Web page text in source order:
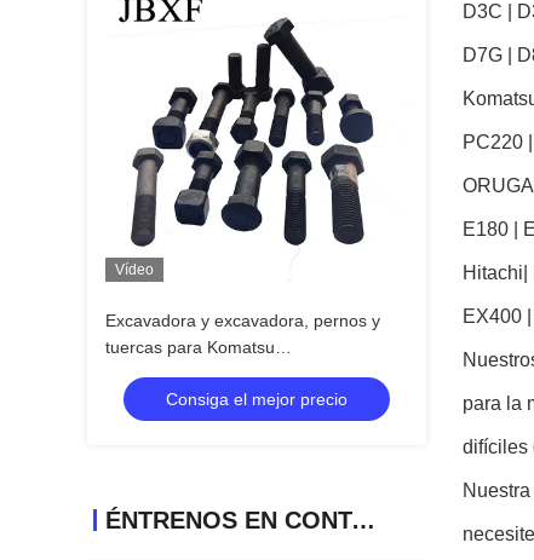
Vídeo
Excavadora y excavadora, pernos y
tuercas para Komatsu
56/60/120/130/200/300
Consiga el mejor precio
ÉNTRENOS EN CONTACTO CON
D3C |
D7G |
PC220
ORUGA
E180 |
Hitachi
EX400
para la
difíciles